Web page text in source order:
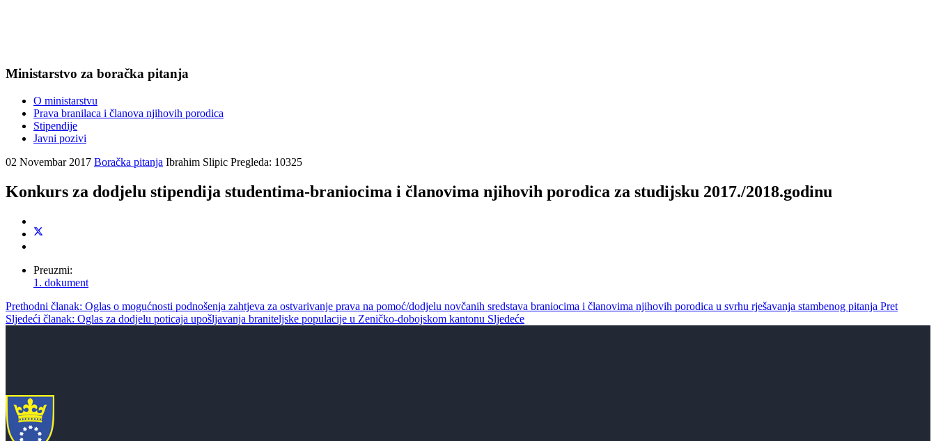
Ministarstvo za boračka pitanja
O ministarstvu
Prava branilaca i članova njihovih porodica
Stipendije
Javni pozivi
02 Novembar 2017 Boračka pitanja Ibrahim Slipic Pregleda: 10325
Konkurs za dodjelu stipendija studentima-braniocima i članovima njihovih porodica za studijsku 2017./2018.godinu
Preuzmi:
1. dokument
Prethodni članak: Oglas o mogućnosti podnošenja zahtjeva za ostvarivanje prava na pomoć/dodjelu novčanih sredstava braniocima i članovima njihovih porodica u svrhu rješavanja stambenog pitanja Pret
Sljedeći članak: Oglas za dodjelu poticaja upošljavanja braniteljske populacije u Zeničko-dobojskom kantonu Sljedeće